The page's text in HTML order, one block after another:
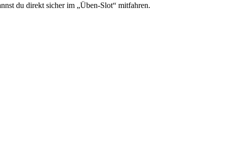
du direkt sicher im „Üben-Slot“ mitfahren.